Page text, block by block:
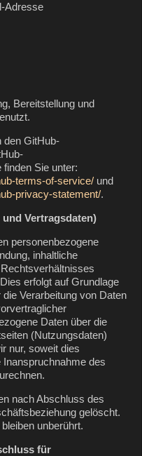
Adresse
Bereitstellung und
den GitHub-
Sie unter:
terms-of-service/ und
privacy-statement/.
Vertragsdaten)
personenbezogene
inhaltliche
erfolgt auf Grundlage
Verarbeitung von Daten
Daten über die
(Nutzungsdaten)
nur, soweit dies
des
nach Abschluss des
gelöscht.
unberührt.
für